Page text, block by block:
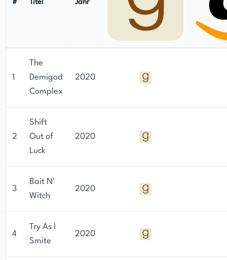
# Titel Jahr
1
The
Demigod
Complex
2020
2
Shift
Out of
Luck
2020
3
Bait N'
Witch
2020
4
Try As I
Smite
2020